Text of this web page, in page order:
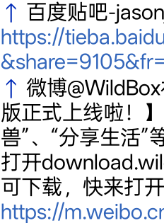
↑ 百度贴吧-
https://
↑ 微博
版正式上线啦！
兽”、“分享生活”
打开
可下载，快来打
https://